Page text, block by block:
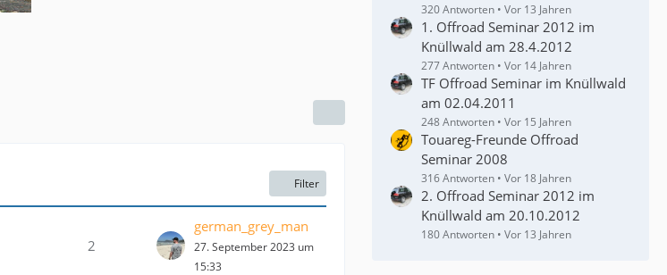
Filter
2
german_grey_man
27. September 2023 um
15:33
320 Antworten Vor 13 Jahren
1. Offroad Seminar 2012 im
Knüllwald am 28.4.2012
277 Antworten Vor 14 Jahren
TF Offroad Seminar im Knüllwald
am 02.04.2011
248 Antworten Vor 15 Jahren
Touareg-Freunde Offroad
Seminar 2008
316 Antworten Vor 18 Jahren
2. Offroad Seminar 2012 im
Knüllwald am 20.10.2012
180 Antworten Vor 13 Jahren